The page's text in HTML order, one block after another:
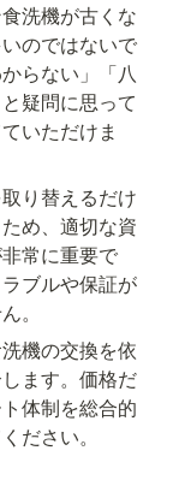
洗機が古くな
のではないで
らない」「八
疑問に思って
いただけま
り替えるだけ
め、適切な資
常に重要で
ブルや保証が
。
機の交換を依
ます。価格だ
体制を総合的
ださい。